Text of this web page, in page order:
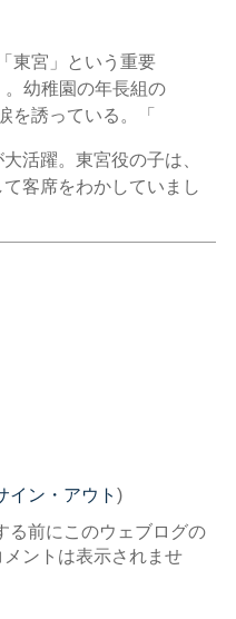
東宮」という重要
幼稚園の年長組の
を誘っている。「
活躍。東宮役の子は、
客席をわかしていまし
イン・アウト )
る前にこのウェブログの
ントは表示されませ